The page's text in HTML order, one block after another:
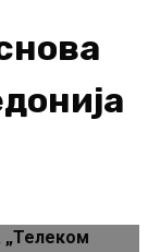
„Телеком